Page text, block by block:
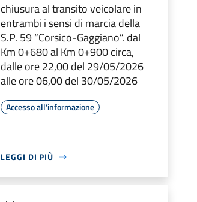
chiusura al transito veicolare in
entrambi i sensi di marcia della
S.P. 59 “Corsico-Gaggiano”. dal
Km 0+680 al Km 0+900 circa,
dalle ore 22,00 del 29/05/2026
alle ore 06,00 del 30/05/2026
Accesso all'informazione
LEGGI DI PIÙ